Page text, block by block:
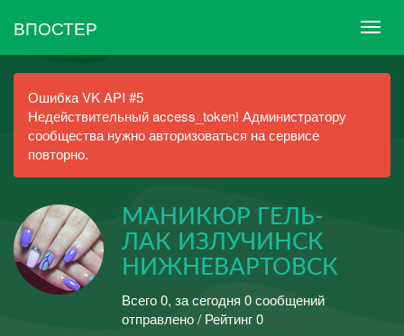
ВПОСТЕР
Ошибка VK API #5
Недействительный access_token! Администратору
сообщества нужно авторизоваться на сервисе
повторно.
МАНИКЮР ГЕЛЬ-
ЛАК ИЗЛУЧИНСК
НИЖНЕВАРТОВСК
Всего 0, за сегодня 0 сообщений
отправлено / Рейтинг 0